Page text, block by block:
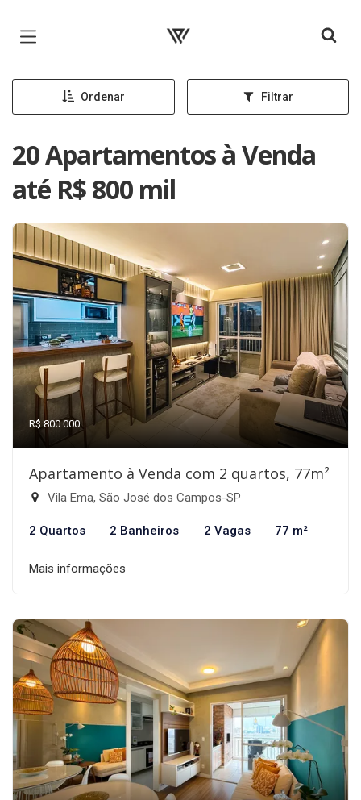
Página inicial
Ordenar Filtrar
20 Apartamentos à Venda
até R$ 800 mil
R$ 800.000
Apartamento à Venda com 2 quartos, 77m²
Vila Ema, São José dos Campos-SP
2 Quartos 2 Banheiros 2 Vagas 77 m²
Mais informações